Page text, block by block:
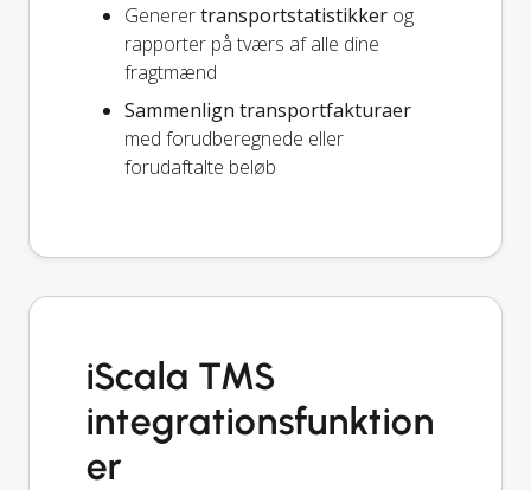
Generertransportstatistikker og
rapporter på tværs af alle dine
fragtmænd
Sammenlign transportfakturaer
med forudberegnede eller
forudaftalte beløb
iScala TMS
integrationsfunktion
er